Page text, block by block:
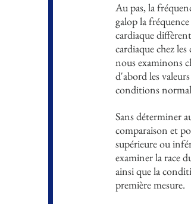
Au pas, la
galop la
cardiaque
cardiaque chez
nous examinons
d'abord les
conditions
Sans déterminer
comparaison et
supérieure ou
examiner la race
ainsi que la
première mesure.